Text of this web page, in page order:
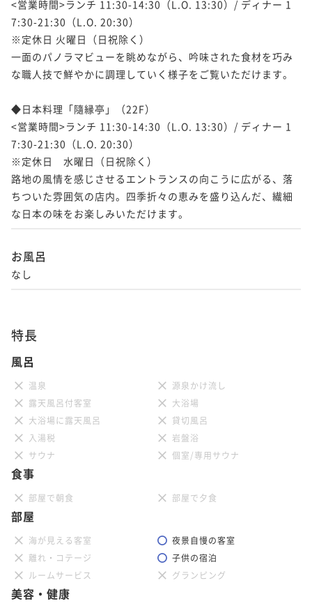
59平米＞ プレミアムタイプ
59平米 禁煙 無料Wi-Fi
ツイン
ポイント即利用で最大5％OFF
¥82,260~
¥ 78,147 ~
【最上階31階】ジュニアスイート＜禁煙／
59平米＞ グラスミアタイプ
59平米 禁煙 無料Wi-Fi
ツイン
ポイント即利用で
33平米 禁煙 無料Wi-Fi
ツイン
ポイント即利用で 最大5％OFF
¥36,400~
¥ 34,580 ~
【夜景確約】コーナーツイン＜禁煙／33平
米＞
33平米 禁煙 無料Wi-Fi
ツイン
ポイント即利用で
【最上階31階】ジュニアスイート＜禁煙／
59平米 禁煙
2名
<営業時間>ランチ 11:30-14:30（L.O. 13:30）/ ディナー 1
7:30-21:30（L.O. 20:30）
※定休日 火曜日（日祝除く）
一面のパノラマビューを眺めながら、吟味された食材を巧み
な職人技で鮮やかに調理していく様子をご覧いただけます。
◆日本料理「隨縁亭」（22F）
<営業時間>ランチ 11:30-14:30（L.O. 13:30）/ ディナー 1
7:30-21:30（L.O. 20:30）
※定休日　水曜日（日祝除く）
路地の風情を感じさせるエントランスの向こうに広がる、落
ちついた雰囲気の店内。四季折々の恵みを盛り込んだ、繊細
な日本の味をお楽しみいただけます。
お風呂
なし
特長
風呂
温泉
源泉かけ流し
露天風呂付客室
大浴場
大浴場に露天風呂
貸切風呂
入湯税
岩盤浴
サウナ
個室/専用サウナ
食事
部屋で朝食 部屋で夕食
部屋
海が見える客室
夜景自慢の客室
離れ・コテージ
子供の宿泊
ルームサービス
グランピング
美容・健康